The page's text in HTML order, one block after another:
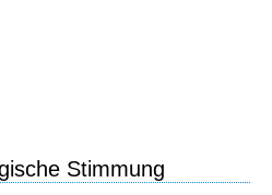
Stimmung